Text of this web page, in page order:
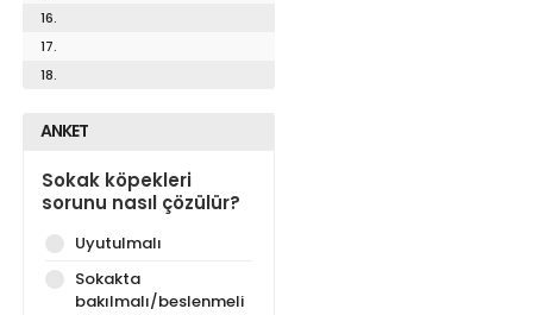
16.
17.
18.
ANKET
Sokak köpekleri
sorunu nasıl çözülür?
Uyutulmalı
Sokakta
bakılmalı/beslenmeli